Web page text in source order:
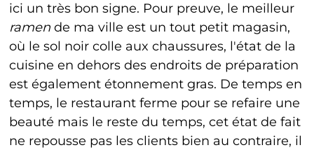
ici un très bon signe. Pour preuve, le meilleur
ramen de ma ville est un tout petit magasin,
où le sol noir colle aux chaussures, l'état de la
cuisine en dehors des endroits de préparation
est également étonnement gras. De temps en
temps, le restaurant ferme pour se refaire une
beauté mais le reste du temps, cet état de fait
ne repousse pas les clients bien au contraire, il